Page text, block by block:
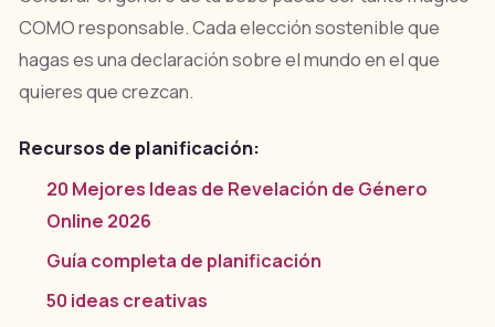
COMO responsable. Cada elección sostenible que
hagas es una declaración sobre el mundo en el que
quieres que crezcan.
Recursos de planificación:
20 Mejores Ideas de Revelación de Género
Online 2026
Guía completa de planificación
50 ideas creativas